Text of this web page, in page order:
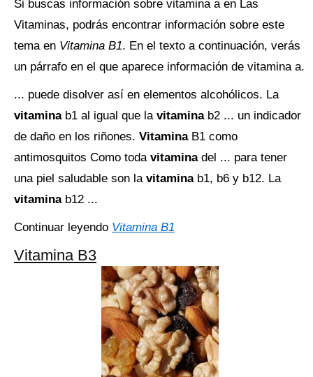
Si buscas información sobre vitamina a en Las
Vitaminas, podrás encontrar información sobre este
tema en Vitamina B1. En el texto a continuación, verás
un párrafo en el que aparece información de vitamina a.
... puede disolver así en elementos alcohólicos. La
vitamina b1 al igual que la vitamina b2 ... un indicador
de daño en los riñones. Vitamina B1 como
antimosquitos Como toda vitamina del ... para tener
una piel saludable son la vitamina b1, b6 y b12. La
vitamina b12 ...
Continuar leyendo Vitamina B1
Vitamina B3